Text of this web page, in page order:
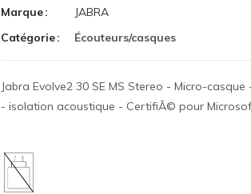
Marque
JABRA
Catégorie
Écouteurs/casques
Jabra Evolve2 30 SE MS Stereo - Micro-
- isolation acoustique - CertifiÃ© pour